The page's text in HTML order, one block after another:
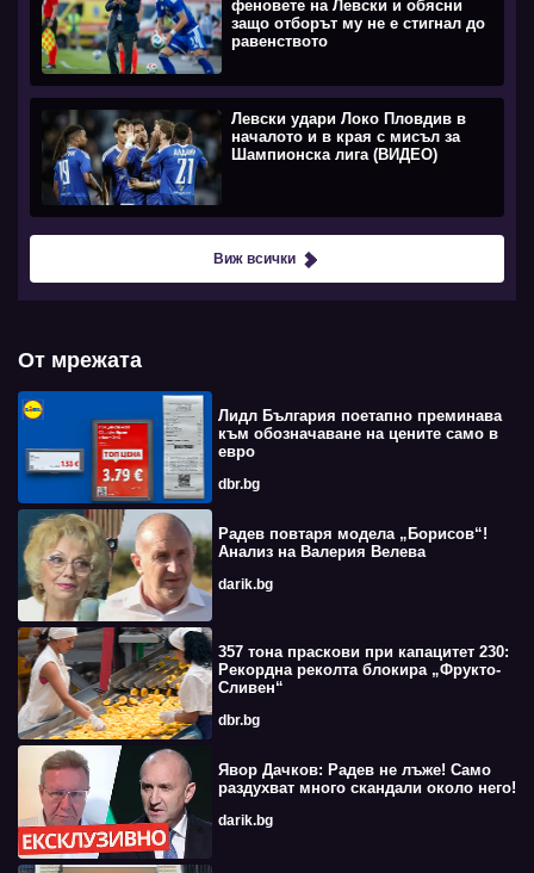
феновете на Левски и обясни
защо отборът му не е стигнал до
равенството
Левски удари Локо Пловдив в
началото и в края с мисъл за
Шампионска лига (ВИДЕО)
Виж всички
От мрежата
Лидл България поетапно преминава
към обозначаване на цените само в
евро
dbr.bg
Радев повтаря модела „Борисов“!
Анализ на Валерия Велева
darik.bg
357 тона праскови при капацитет 230:
Рекордна реколта блокира „Фрукто-
Сливен“
dbr.bg
Явор Дачков: Радев не лъже! Само
раздухват много скандали около него!
darik.bg